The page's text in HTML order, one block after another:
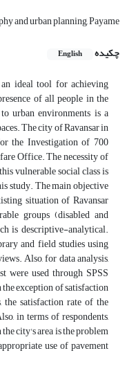
and urban planning, Payame
چکیده
English
ideal tool for achieving
of all people in the
urban environments is a
The city of Ravansar in
the Investigation of 700
Office. The necessity of
vulnerable social class is
study. The main objective
situation of Ravansar
groups (disabled and
is descriptive-analytical.
and field studies using
Also, for data analysis,
were used through SPSS
exception of satisfaction
the satisfaction rate of the
in terms of respondents,
city's area is the problem
use of pavement